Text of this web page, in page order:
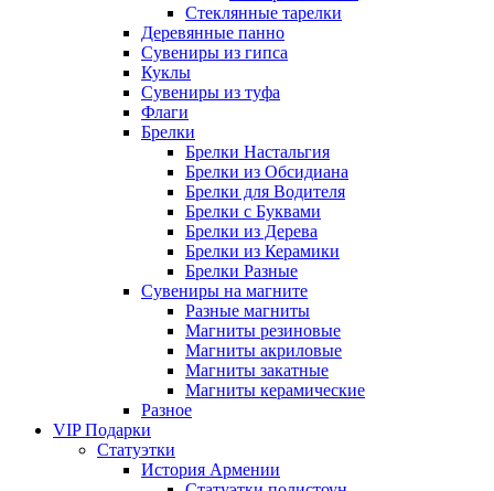
Стеклянные тарелки
Деревянные панно
Сувениры из гипса
Куклы
Сувениры из туфа
Флаги
Брелки
Брелки Настальгия
Брелки из Обсидиана
Брелки для Водителя
Брелки с Буквами
Брелки из Дерева
Брелки из Керамики
Брелки Разные
Сувениры на магните
Разные магниты
Магниты резиновые
Магниты акриловые
Магниты закатные
Магниты керамические
Разное
VIP Подарки
Статуэтки
История Армении